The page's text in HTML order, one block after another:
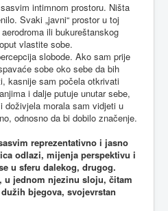
intimnom prostoru. Ništa
Svaki „javni“ prostor u toj
ili bukureštanskog
vlastite sobe.
slobode. Ako sam prije
sobe oko sebe da bih
kasnije sam počela otkrivati
i dalje putuje unutar sebe,
doživjela morala sam vidjeti u
odnosno da bi dobilo značenje.
reprezentativno i jasno
odlazi, mijenja perspektivu i
u sferu dalekog, drugog.
jednom njezinu sloju, čitam
bjegova, svojevrstan